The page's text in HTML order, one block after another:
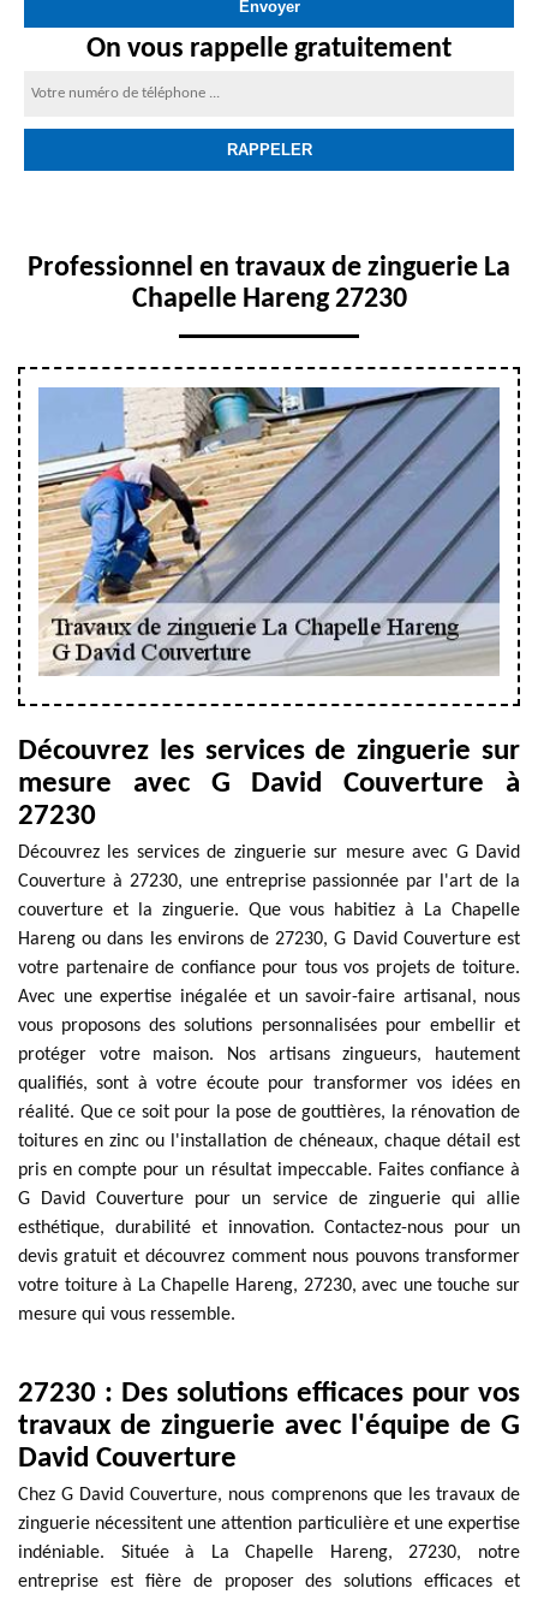
On vous rappelle gratuitement
Professionnel en travaux de zinguerie La
Chapelle Hareng 27230
Découvrez les services de zinguerie sur
mesure avec G David Couverture à
27230
Découvrez les services de zinguerie sur mesure avec G David
Couverture à 27230, une entreprise passionnée par l'art de la
couverture et la zinguerie. Que vous habitiez à La Chapelle
Hareng ou dans les environs de 27230, G David Couverture est
votre partenaire de confiance pour tous vos projets de toiture.
Avec une expertise inégalée et un savoir-faire artisanal, nous
vous proposons des solutions personnalisées pour embellir et
protéger votre maison. Nos artisans zingueurs, hautement
qualifiés, sont à votre écoute pour transformer vos idées en
réalité. Que ce soit pour la pose de gouttières, la rénovation de
toitures en zinc ou l'installation de chéneaux, chaque détail est
pris en compte pour un résultat impeccable. Faites confiance à
G David Couverture pour un service de zinguerie qui allie
esthétique, durabilité et innovation. Contactez-nous pour un
devis gratuit et découvrez comment nous pouvons transformer
votre toiture à La Chapelle Hareng, 27230, avec une touche sur
mesure qui vous ressemble.
27230 : Des solutions efficaces pour vos
travaux de zinguerie avec l'équipe de G
David Couverture
Chez G David Couverture, nous comprenons que les travaux de
zinguerie nécessitent une attention particulière et une expertise
indéniable. Située à La Chapelle Hareng, 27230, notre
entreprise est fière de proposer des solutions efficaces et